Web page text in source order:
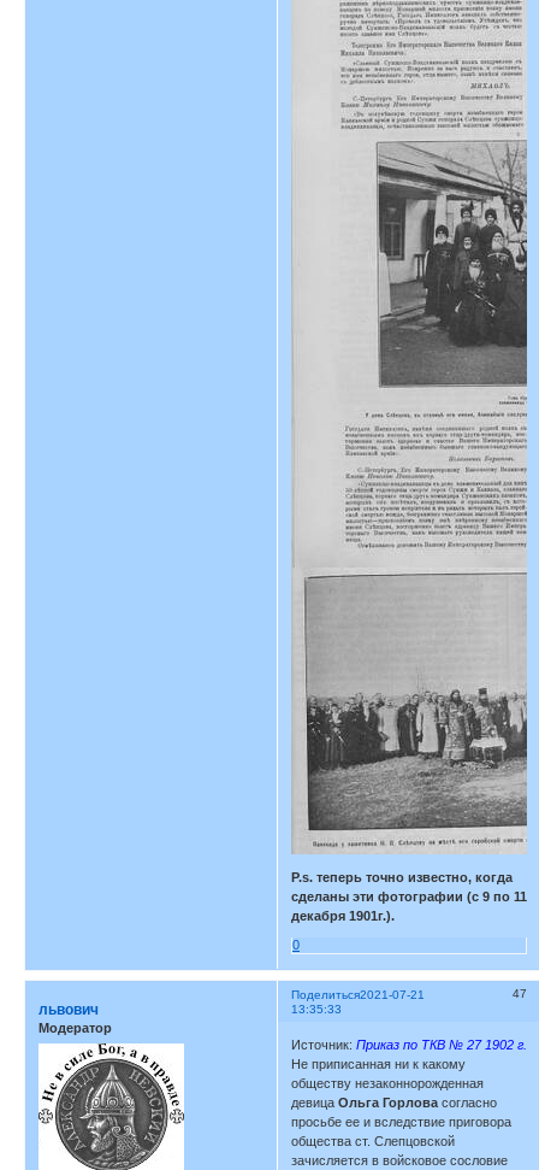
P.s. теперь точно известно, когда
сделаны эти фотографии (с 9 по 11
декабря 1901г.).
0
Поделиться 47
2021-07-21
13:35:33
львович
Модератор
Источник:Приказ по ТКВ № 27 1902 г.
Не приписанная ни к какому
обществу незаконнорожденная
девицаОльга Горлова согласно
просьбе ее и вследствие приговора
общества ст. Слепцовской
зачисляется в войсковое сословие